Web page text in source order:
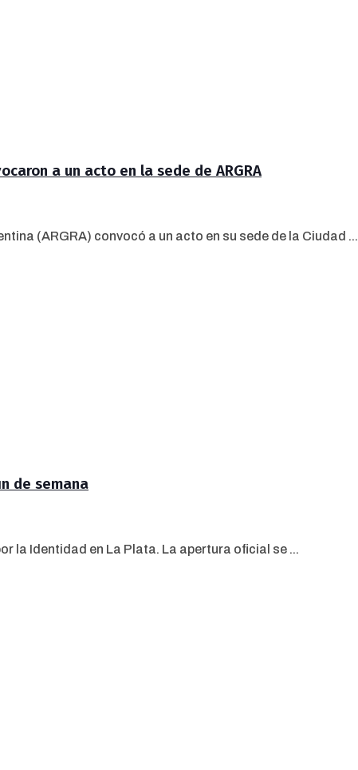
a un acto en la sede de ARGRA
(ARGRA) convocó a un acto en su sede de la Ciudad ...
de semana
la Identidad en La Plata. La apertura oficial se ...